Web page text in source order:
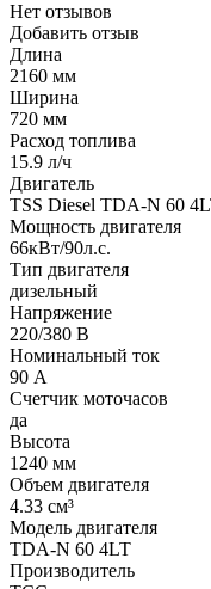
Нет отзывов
Добавить отзыв
Длина
2160 мм
Ширина
720 мм
Расход топлива
15.9 л/ч
Двигатель
TSS Diesel TDA-N 60
Мощность двигателя
66кВт/90л.с.
Тип двигателя
дизельный
Напряжение
220/380 В
Номинальный ток
90 А
Счетчик моточасов
да
Высота
1240 мм
Объем двигателя
4.33 см³
Модель двигателя
TDA-N 60 4LT
Производитель